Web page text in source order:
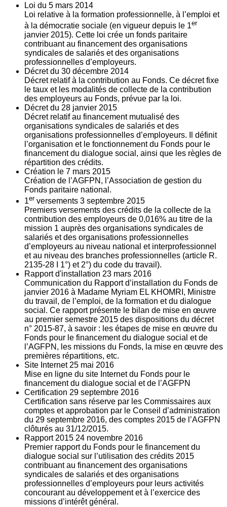
Loi du 5 mars 2014
Loi relative à la formation professionnelle, à l’emploi et
à la démocratie sociale (en vigueur depuis le 1er
janvier 2015). Cette loi crée un fonds paritaire
contribuant au financement des organisations
syndicales de salariés et des organisations
professionnelles d’employeurs.
Décret du 30 décembre 2014
Décret relatif à la contribution au Fonds. Ce décret fixe
le taux et les modalités de collecte de la contribution
des employeurs au Fonds, prévue par la loi.
Décret du 28 janvier 2015
Décret relatif au financement mutualisé des
organisations syndicales de salariés et des
organisations professionnelles d’employeurs. Il définit
l’organisation et le fonctionnement du Fonds pour le
financement du dialogue social, ainsi que les règles de
répartition des crédits.
Création le 7 mars 2015
Création de l’AGFPN, l’Association de gestion du
Fonds paritaire national.
1er versements 3 septembre 2015
Premiers versements des crédits de la collecte de la
contribution des employeurs de 0,016% au titre de la
mission 1 auprès des organisations syndicales de
salariés et des organisations professionnelles
d’employeurs au niveau national et interprofessionnel
et au niveau des branches professionnelles (article R.
2135‐28 I 1°) et 2°) du code du travail).
Rapport d'installation 23 mars 2016
Communication du Rapport d’installation du Fonds de
janvier 2016 à Madame Myriam EL KHOMRI, Ministre
du travail, de l’emploi, de la formation et du dialogue
social. Ce rapport présente le bilan de mise en œuvre
au premier semestre 2015 des dispositions du décret
n° 2015-87, à savoir : les étapes de mise en œuvre du
Fonds pour le financement du dialogue social et de
l’AGFPN, les missions du Fonds, la mise en œuvre des
premières répartitions, etc.
Site Internet 25 mai 2016
Mise en ligne du site Internet du Fonds pour le
financement du dialogue social et de l’AGFPN
Certification 29 septembre 2016
Certification sans réserve par les Commissaires aux
comptes et approbation par le Conseil d’administration
du 29 septembre 2016, des comptes 2015 de l’AGFPN
clôturés au 31/12/2015.
Rapport 2015 24 novembre 2016
Premier rapport du Fonds pour le financement du
dialogue social sur l’utilisation des crédits 2015
contribuant au financement des organisations
syndicales de salariés et des organisations
professionnelles d’employeurs pour leurs activités
concourant au développement et à l’exercice des
missions d’intérêt général.